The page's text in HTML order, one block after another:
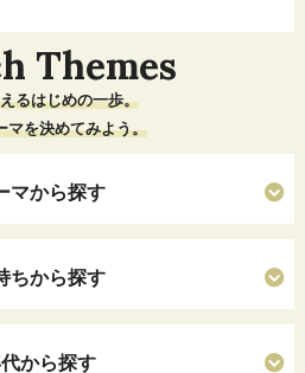
Themes
るはじめの一歩。
マを決めてみよう。
マから探す
ちから探す
から探す